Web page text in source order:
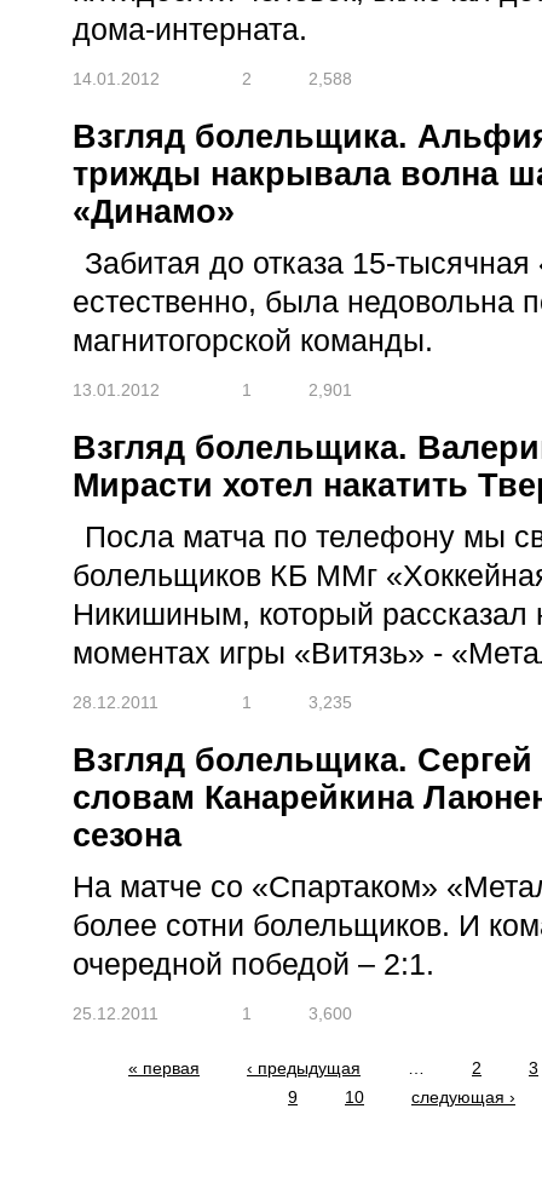
дома-интерната.
14.01.2012 2 2,588
Взгляд болельщика.
трижды накрывала волна
«Динамо»
Забитая до отказа 15-
естественно, была недовольна
магнитогорской команды.
13.01.2012 1 2,901
Взгляд болельщика.
Мирасти хотел накатить
Посла матча по телефону мы
болельщиков КБ ММг
Никишиным, который рассказал
моментах игры «Витязь» -
28.12.2011 1 3,235
Взгляд болельщика.
словам Канарейкина
сезона
На матче со «Спартаком»
более сотни болельщиков. И
очередной победой – 2:1.
25.12.2011 1 3,600
Страницы
« первая ‹ предыдущая 2
3
9
10 следующая ›